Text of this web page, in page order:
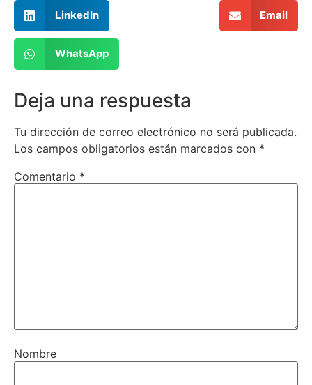
LinkedIn Email
WhatsApp
Deja una respuesta
Tu dirección de correo electrónico no será publicada.
Los campos obligatorios están marcados con *
Comentario *
Nombre